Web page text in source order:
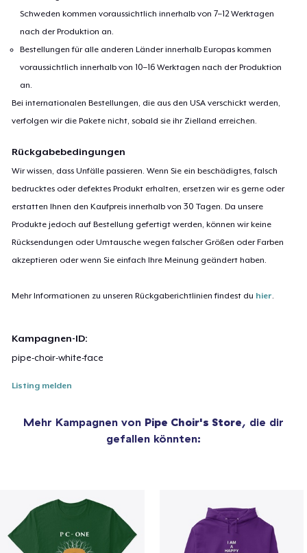
Schweden kommen voraussichtlich innerhalb von 7–12 Werktagen
nach der Produktion an.
Bestellungen für alle anderen Länder innerhalb Europas kommen
voraussichtlich innerhalb von 10–16 Werktagen nach der Produktion
an.
Bei internationalen Bestellungen, die aus den USA verschickt werden,
verfolgen wir die Pakete nicht, sobald sie ihr Zielland erreichen.
Rückgabebedingungen
Wir wissen, dass Unfälle passieren. Wenn Sie ein beschädigtes, falsch
bedrucktes oder defektes Produkt erhalten, ersetzen wir es gerne oder
erstatten Ihnen den Kaufpreis innerhalb von 30 Tagen. Da unsere
Produkte jedoch auf Bestellung gefertigt werden, können wir keine
Rücksendungen oder Umtausche wegen falscher Größen oder Farben
akzeptieren oder wenn Sie einfach Ihre Meinung geändert haben.
Mehr Informationen zu unseren Rückgaberichtlinien findest du hier.
Kampagnen-ID:
pipe-choir-white-face
Listing melden
Mehr Kampagnen von Pipe Choir's Store, die dir
gefallen könnten: